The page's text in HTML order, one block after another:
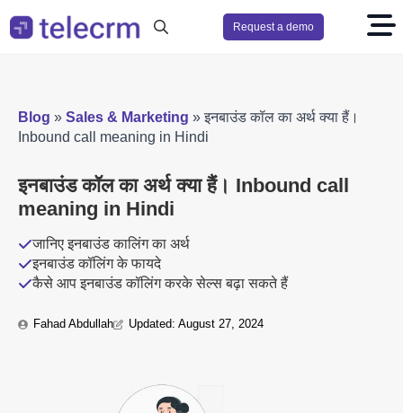
Request a demo
Blog » Sales & Marketing »इनबाउंड कॉल का अर्थ क्या हैं।
Inbound call meaning in Hindi
इनबाउंड कॉल का अर्थ क्या हैं। Inbound call
meaning in Hindi
जानिए इनबाउंड कालिंग का अर्थ
इनबाउंड कॉलिंग के फायदे
कैसे आप इनबाउंड कॉलिंग करके सेल्स बढ़ा सकते हैं
Fahad Abdullah Updated: August 27, 2024